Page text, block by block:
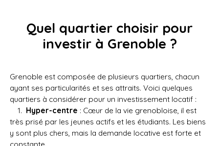
Quel quartier choisir pour
investir à Grenoble ?
Grenoble est composée de plusieurs quartiers, chacun
ayant ses particularités et ses attraits. Voici quelques
quartiers à considérer pour un investissement locatif :
Hyper-centre : Cœur de la vie grenobloise, il est
très prisé par les jeunes actifs et les étudiants. Les biens
y sont plus chers, mais la demande locative est forte et